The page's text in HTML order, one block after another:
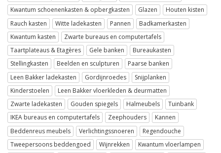
Kwantum schoenenkasten & opbergkasten
Glazen
Houten kisten
Rauch kasten
Witte ladekasten Pannen
Badkamerkasten
Kwantum kasten
Zwarte bureaus en computertafels
Taartplateaus & Etagères
Gele banken
Bureaukasten
Stellingkasten
Beelden en sculpturen
Paarse banken
Leen Bakker ladekasten
Gordijnroedes
Snijplanken
Kinderstoelen
Leen Bakker vloerkleden & deurmatten
Zwarte ladekasten
Gouden spiegels Halmeubels
Tuinbank
IKEA bureaus en computertafels
Zeephouders
Kannen
Beddenreus meubels
Verlichtingssnoeren
Regendouche
Tweepersoons beddengoed
Wijnrekken
Kwantum vloerlampen